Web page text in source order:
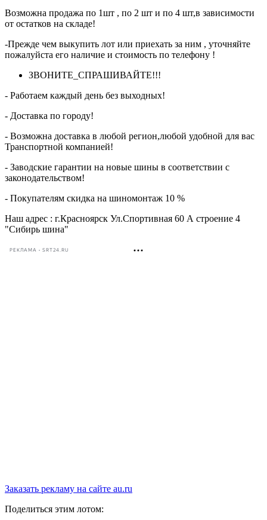
Возможна продажа по 1шт , по 2 шт и по 4 шт,в зависимости
от остатков на складе!
-Прежде чем выкупить лот или приехать за ним , уточняйте
пожалуйста его наличие и стоимость по телефону !
ЗВОНИТЕ_СПРАШИВАЙТЕ!!!
- Работаем каждый день без выходных!
- Доставка по городу!
- Возможна доставка в любой регион,любой удобной для вас
Транспортной компанией!
- Заводские гарантии на новые шины в соответствии с
законодательством!
- Покупателям скидка на шиномонтаж 10 %
Наш адрес : г.Красноярск Ул.Спортивная 60 А строение 4
"Сибирь шина"
РЕКЛАМА • SRT24.RU
Заказать рекламу на сайте au.ru
Поделиться этим лотом: